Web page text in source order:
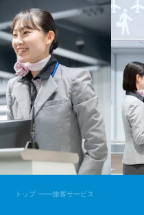
トップ 旅客サービス